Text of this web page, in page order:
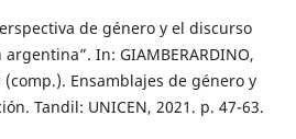
de género y el discurso
In: GIAMBERARDINO,
(comp.). Ensamblajes de género y
Tandil: UNICEN, 2021. p. 47-63.